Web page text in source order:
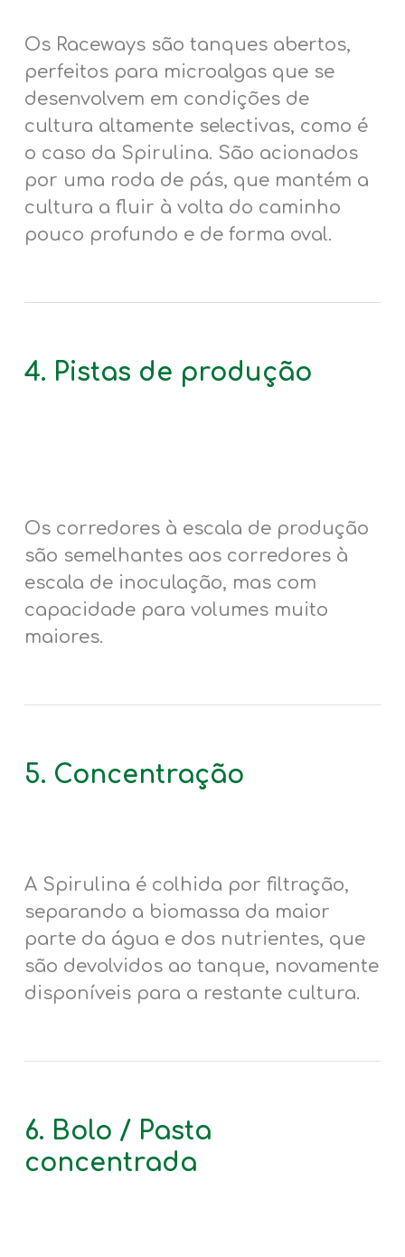
Os Raceways são tanques abertos,
perfeitos para microalgas que se
desenvolvem em condições de
cultura altamente selectivas, como é
o caso da Spirulina. São acionados
por uma roda de pás, que mantém a
cultura a fluir à volta do caminho
pouco profundo e de forma oval.
4. Pistas de produção
Os corredores à escala de produção
são semelhantes aos corredores à
escala de inoculação, mas com
capacidade para volumes muito
maiores.
5. Concentração
A Spirulina é colhida por filtração,
separando a biomassa da maior
parte da água e dos nutrientes, que
são devolvidos ao tanque, novamente
disponíveis para a restante cultura.
6. Bolo / Pasta
concentrada